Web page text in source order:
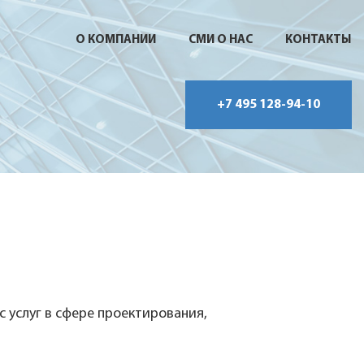
О КОМПАНИИ СМИ О НАС КОНТАКТЫ
+7 495 128-94-10
в сфере проектирования,